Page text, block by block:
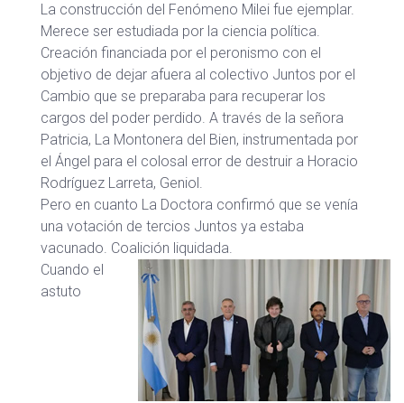
La construcción del Fenómeno Milei fue ejemplar.
Merece ser estudiada por la ciencia política.
Creación financiada por el peronismo con el
objetivo de dejar afuera al colectivo Juntos por el
Cambio que se preparaba para recuperar los
cargos del poder perdido. A través de la señora
Patricia, La Montonera del Bien, instrumentada por
el Ángel para el colosal error de destruir a Horacio
Rodríguez Larreta, Geniol.
Pero en cuanto La Doctora confirmó que se venía
una votación de tercios Juntos ya estaba
vacunado. Coalición liquidada.
Cuando el
astuto